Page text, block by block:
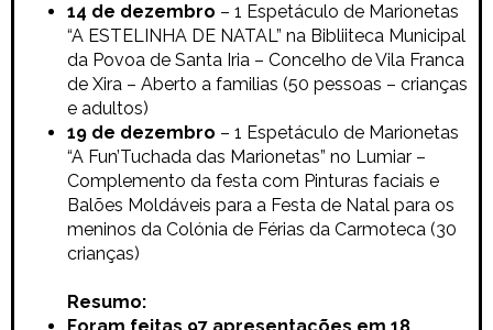
14 de dezembro – 1 Espetáculo de Marionetas
“A ESTELINHA DE NATAL” na Bibliiteca Municipal
da Povoa de Santa Iria – Concelho de Vila Franca
de Xira – Aberto a familias (50 pessoas – crianças
e adultos)
19 de dezembro – 1 Espetáculo de Marionetas
“A Fun’Tuchada das Marionetas” no Lumiar –
Complemento da festa com Pinturas faciais e
Balões Moldáveis para a Festa de Natal para os
meninos da Colónia de Férias da Carmoteca (30
crianças)
Resumo: